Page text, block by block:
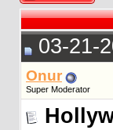
03-21-
Onur
Super Moderator